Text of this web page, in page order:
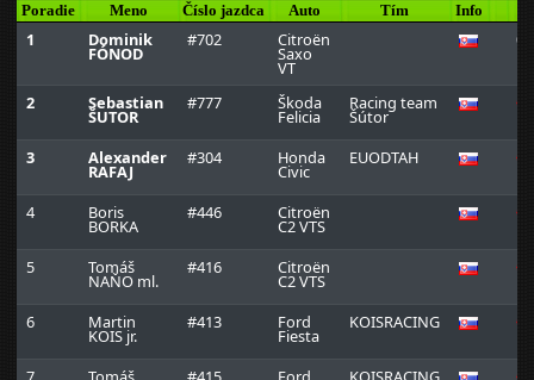
Poradie Meno Číslo jazdca Auto Tím Info
1 Dominik
FÓNOD
#702 Citroën
Saxo
VT
2 Sebastian
ŠUTOR
#777 Škoda
Felicia
Racing team
Šútor
3 Alexander
RAFAJ
#304 Honda
Civic
EUODTAH
4 Boris
BORKA
#446 Citroën
C2 VTS
5 Tomáš
NAŇO ml.
#416 Citroën
C2 VTS
6 Martin
KOIS jr.
#413 Ford
Fiesta
KOISRACING